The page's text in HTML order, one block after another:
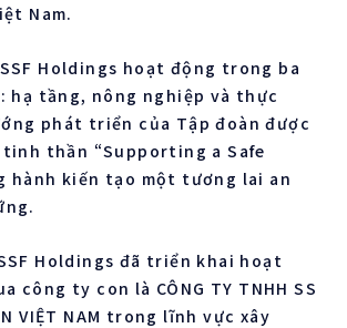
Nam.
Holdings hoạt động trong ba
hạ tầng, nông nghiệp và thực
phát triển của Tập đoàn được
thần “Supporting a Safe
hành kiến tạo một tương lai an
Holdings đã triển khai hoạt
công ty con là CÔNG TY TNHH SS
VIỆT NAM trong lĩnh vực xây